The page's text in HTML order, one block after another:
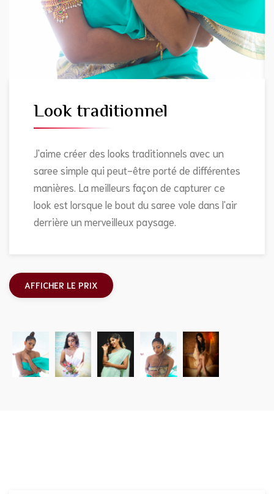
Look traditionnel
J'aime créer des looks traditionnels avec un
saree simple qui peut-être porté de différentes
manières. La meilleurs façon de capturer ce
look est lorsque le bout du saree vole dans l'air
derrière un merveilleux paysage.
AFFICHER LE PRIX